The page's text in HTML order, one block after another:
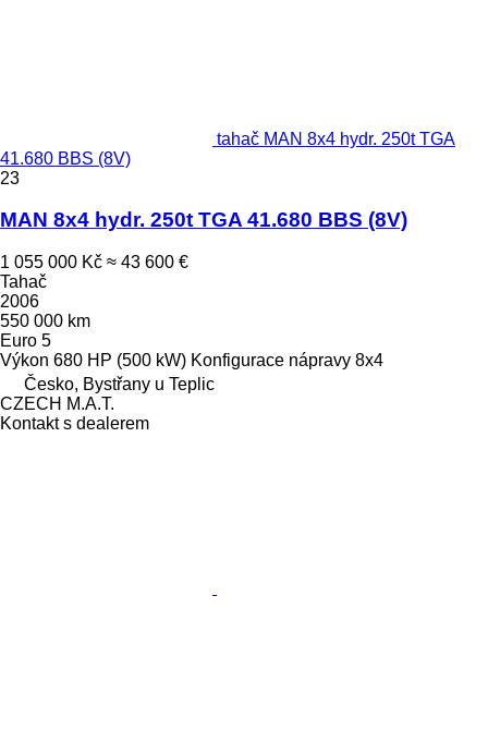
tahač MAN 8x4 hydr. 250t TGA
41.680 BBS (8V)
23
MAN 8x4 hydr. 250t TGA 41.680 BBS (8V)
1 055 000 Kč ≈ 43 600 €
Tahač
2006
550 000 km
Euro 5
Výkon 680 HP (500 kW) Konfigurace nápravy 8x4
Česko, Bystřany u Teplic
CZECH M.A.T.
Kontakt s dealerem